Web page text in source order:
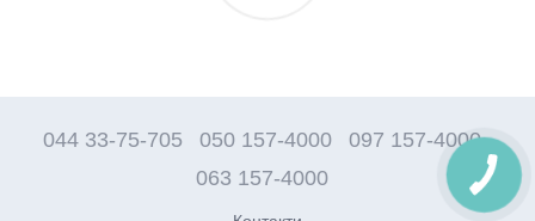
044 33-75-705 050 157-4000
097 157-4000
063 157-4000